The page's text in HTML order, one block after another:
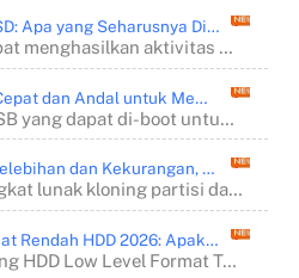
Alat AI dan Kesehatan SSD: Apa yang Seharusnya Dipantau oleh Pengembang
Alat pengkodean AI dapat menghasilkan aktivitas disk tambahan melalui pengindeksan, cachin...
Ulasan Rufus 2026: Alat Cepat dan Andal untuk Membuat Drive USB yang Dapat Di-boot
Ingin membuat drive USB yang dapat di-boot untuk menginstal Windows, Linux, atau melakukan...
Ulasan Clonezilla: Fitur, Kelebihan dan Kekurangan, Harga, dan Cara Menggunakannya
Clonezilla adalah perangkat lunak kloning partisi dan disk gratis dan sumber terbuka. Ulas...
Ulasan Alat Format Tingkat Rendah HDD 2026: Apakah Aman & Alternatif Terbaik?
Baca ulasan kami tentang HDD Low Level Format Tool untuk mempelajari fitur-fiturnya, keleb...